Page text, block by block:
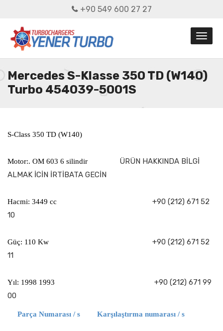
+90 549 600 27 27
Mercedes S-Klasse 350 TD (W140)
Turbo 454039-5001S
S-Class 350 TD (W140)
Motor:. OM 603 6 silindir ÜRÜN HAKKINDA BİLGİ
ALMAK İCİN İRTİBATA GECİN
Hacmi: 3449 cc +90 (212) 671 52
10
Güç: 110 Kw +90 (212) 671 52
11
Yıl: 1998 1993 +90 (212) 671 99
00
Parça Numarası / s Karşılaştırma numarası / s